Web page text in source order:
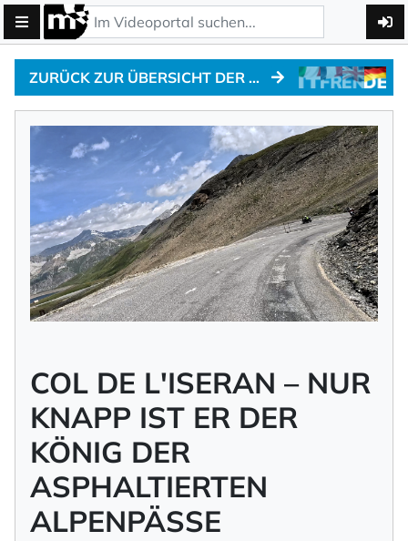
ZURÜCK ZUR ÜBERSICHT DER ALPEN-MARATHON NEWS
COL DE L'ISERAN – NUR
KNAPP IST ER DER
KÖNIG DER
ASPHALTIERTEN
ALPENPÄSSE